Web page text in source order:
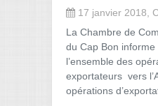
17 janvier 2018,
La Chambre de
du Cap Bon
l’ensemble des
exportateurs vers
opérations